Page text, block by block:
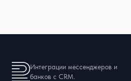
Интеграции мессенджеров и
банков с CRM.